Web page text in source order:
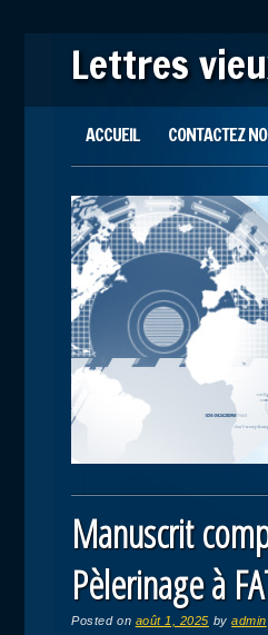
Lettres
Main menu
ACCUEIL CONTACTEZ
Manuscrit
Pèlerinage à
Posted on août 1, 2025 byadmin